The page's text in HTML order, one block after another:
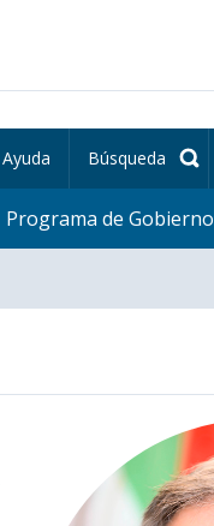
Ayuda Búsqueda
Programa de Gobierno